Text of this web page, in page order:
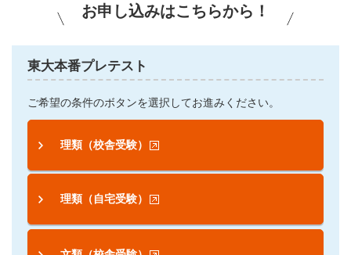
お申し込みはこちらから！
東大本番プレテスト
ご希望の条件のボタンを選択してお進みください。
理類（校舎受験）
理類（自宅受験）